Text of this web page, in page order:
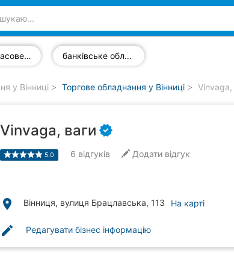
торгово-касове обладнання банківське обладнання
у Вінниці Торгове обладнання у Вінниці Vinvaga,
Vinvaga, ваги
5.0 6 відгуків Додати відгук
place Вінниця, вулиця Брацлавська, 113 На карті
edit Редагувати бізнес інформацію